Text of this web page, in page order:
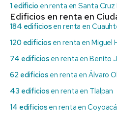
1 edificio en renta en Santa
Edificios en renta en
184 edificios en renta en
120 edificios en renta en Miguel
74 edificios en renta en Benito
62 edificios en renta en Álvaro
43 edificios en renta en Tlalpan
14 edificios en renta en